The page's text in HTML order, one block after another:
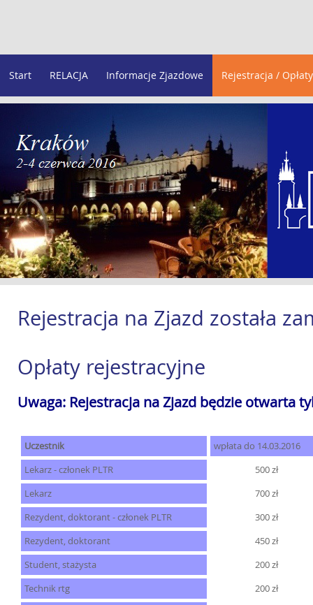
Start RELACJA Informacje Zjazdowe Rejestracja /
Rejestracja na Zjazd została
Opłaty rejestracyjne
Uwaga: Rejestracja na Zjazd będzie otwarta
Uczestnik
wpłata do 14.03.2016
Lekarz - członek PLTR
500 zł
Lekarz
700 zł
Rezydent, doktorant - członek PLTR
300 zł
Rezydent, doktorant
450 zł
Student, stażysta
200 zł
Technik rtg
200 zł